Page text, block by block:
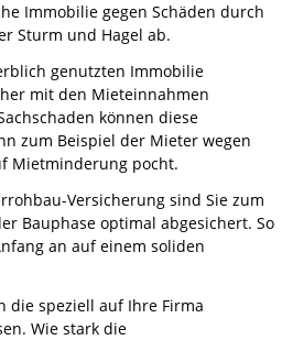
Immobilie gegen Schäden durch
Sturm und Hagel ab.
genutzten Immobilie
mit den Mieteinnahmen
können diese
zum Beispiel der Mieter wegen
Mietminderung pocht.
Versicherung sind Sie zum
Bauphase optimal abgesichert. So
an auf einem soliden
die speziell auf Ihre Firma
Wie stark die